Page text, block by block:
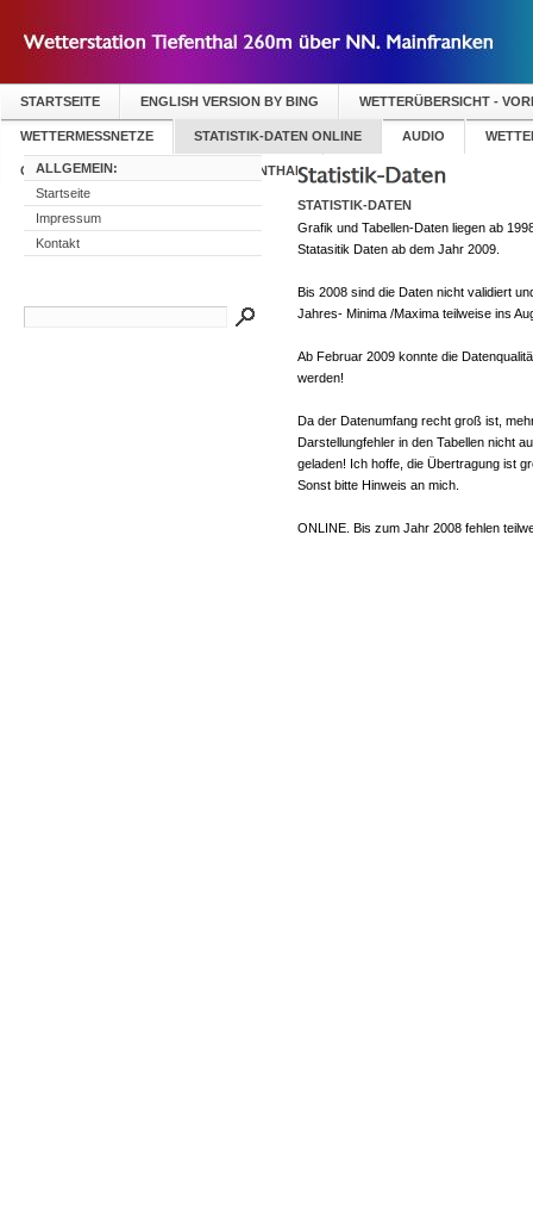
STARTSEITE ENGLISH VERSION BY BING WETTERÜBERSICHT -
WETTERMESSNETZE STATISTIK-DATEN ONLINE AUDIO
GÄSTEBUCH WETTERSTATION TIEFENTHAL
ALLGEMEIN:
Startseite
Impressum
Kontakt
STATISTIK-DATEN
Grafik und Tabellen-Daten liegen ab
Statasitik Daten ab dem Jahr 2009.
Bis 2008 sind die Daten nicht validiert
Jahres- Minima /Maxima teilweise ins
Ab Februar 2009 konnte die
werden!
Da der Datenumfang recht groß ist,
Darstellungfehler in den Tabellen nicht
geladen! Ich hoffe, die Übertragung ist
Sonst bitte Hinweis an mich.
ONLINE. Bis zum Jahr 2008 fehlen